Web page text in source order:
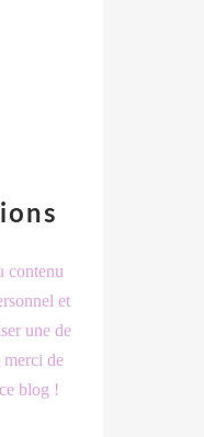
contenu
et
une de
de
blog !